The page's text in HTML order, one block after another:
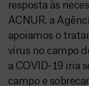
resposta às
ACNUR, a
apoiamos o
vírus no campo
a COVID-19 iria
campo e